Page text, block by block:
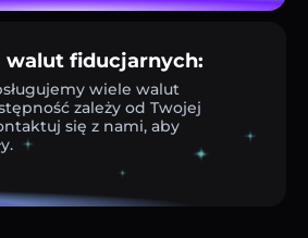
walut fiducjarnych:
wiele walut
zależy od Twojej
się z nami, aby